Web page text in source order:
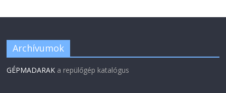
Archívumok
GÉPMADARAK a repülőgép katalógus